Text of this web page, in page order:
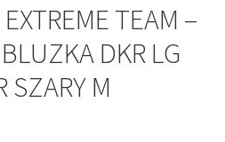
TEAM –
DKR LG
SZARY M